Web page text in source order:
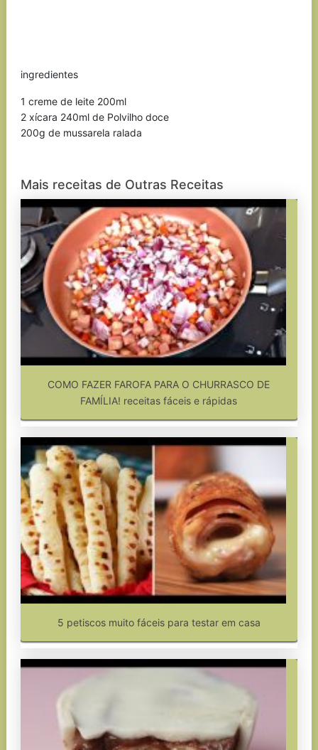
ingredientes
1 creme de leite 200ml
2 xícara 240ml de Polvilho doce
200g de mussarela ralada
Mais receitas de Outras Receitas
COMO FAZER FAROFA PARA O CHURRASCO DE
FAMÍLIA! receitas fáceis e rápidas
5 petiscos muito fáceis para testar em casa